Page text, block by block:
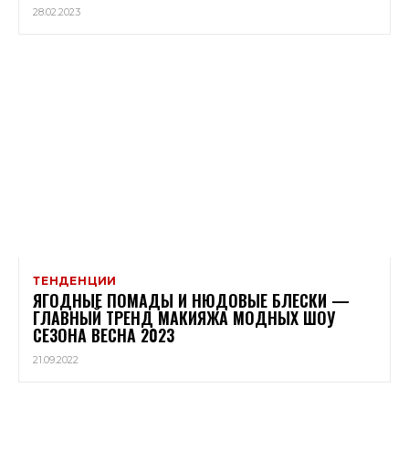
28.02.2023
ТЕНДЕНЦИИ
ЯГОДНЫЕ ПОМАДЫ И НЮДОВЫЕ БЛЕСКИ —
ГЛАВНЫЙ ТРЕНД МАКИЯЖА МОДНЫХ ШОУ
СЕЗОНА ВЕСНА 2023
21.09.2022